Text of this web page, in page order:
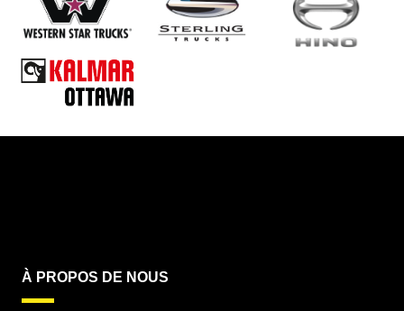
REITNOUER STARGATE
TRAILEX
TRAILKING
À PROPOS DE NOUS